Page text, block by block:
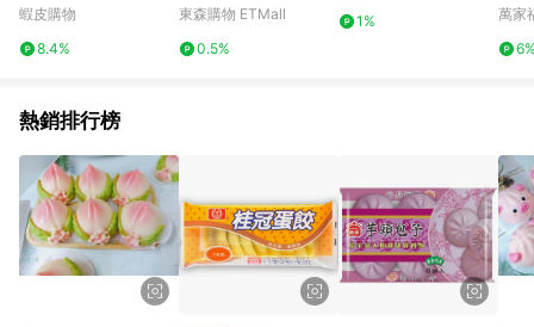
鮮盒 收納盒 儲存盒 冷
蔬菜整理盒 儲物 整理
蝦皮購物
8.4%
溫慢煮食品級收納袋
東森購物 ETMall
0.5%
1%
萬家
熱銷排行榜